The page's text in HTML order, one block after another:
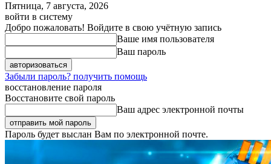
Пятница, 7 августа, 2026
войти в систему
Добро пожаловать! Войдите в свою учётную запись
Ваше имя пользователя
Ваш пароль
Забыли пароль? получить помощь
восстановление пароля
Восстановите свой пароль
Ваш адрес электронной почты
Пароль будет выслан Вам по электронной почте.